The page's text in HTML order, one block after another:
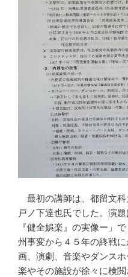
最初の講師は、都留文
戸ノ下達也氏でした。演
『健全娯楽』の実像ー」
州事変から４５年の終戦
画、演劇、音楽やダンス
楽やその施設が徐々に検